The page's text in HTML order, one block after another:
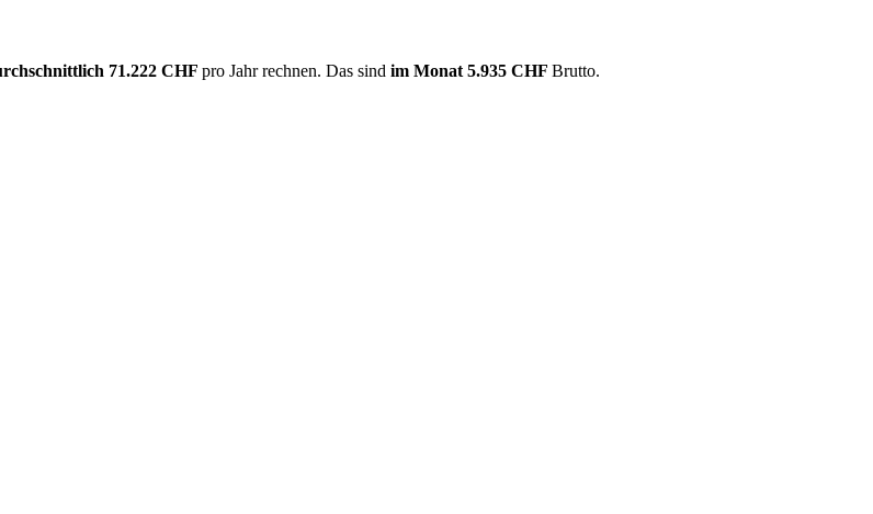
71.222 CHF pro Jahr rechnen. Das sind im Monat 5.935 CHF Brutto.